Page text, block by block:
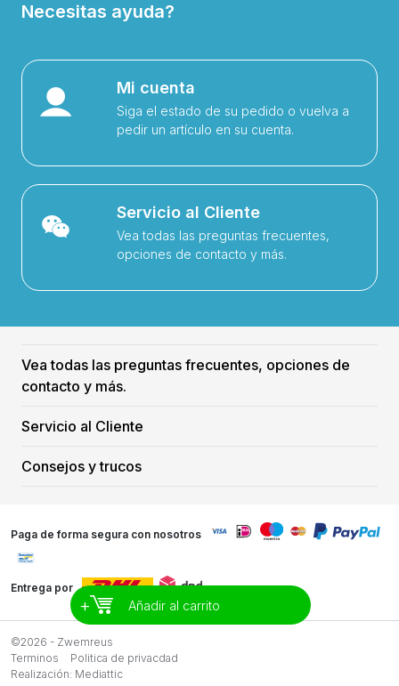
+ Añadir al carrito
Necesitas ayuda?
Mi cuenta
Siga el estado de su pedido o vuelva a
pedir un artículo en su cuenta.
Servicio al Cliente
Vea todas las preguntas frecuentes,
opciones de contacto y más.
Vea todas las preguntas frecuentes, opciones de
contacto y más.
Servicio al Cliente
Consejos y trucos
Paga de forma segura con nosotros
Entrega por
©2026 - Zwemreus
Terminos
Politica de privacdad
Realización: Mediattic